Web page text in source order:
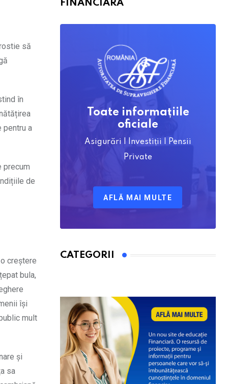
să
în
pentru a
precum
de
creștere
bula,
își
mult
și
sa
FINANCIARĂ
Toate informațiile
oficiale
Asigurări | Investiții | Pensii
Private
AFLĂ MAI MULTE
CATEGORII